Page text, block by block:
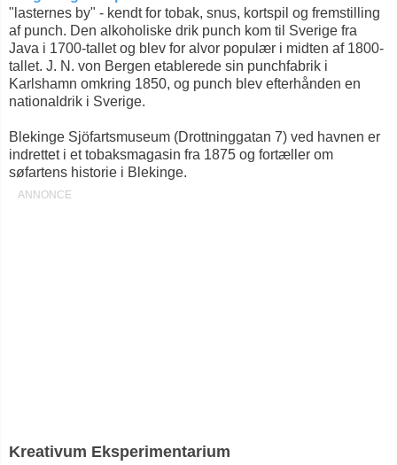
"lasternes by" - kendt for tobak, snus, kortspil og fremstilling
af punch. Den alkoholiske drik punch kom til Sverige fra
Java i 1700-tallet og blev for alvor populær i midten af 1800-
tallet. J. N. von Bergen etablerede sin punchfabrik i
Karlshamn omkring 1850, og punch blev efterhånden en
nationaldrik i Sverige.
Blekinge Sjöfartsmuseum (Drottninggatan 7) ved havnen er
indrettet i et tobaksmagasin fra 1875 og fortæller om
søfartens historie i Blekinge.
Kreativum Eksperimentarium